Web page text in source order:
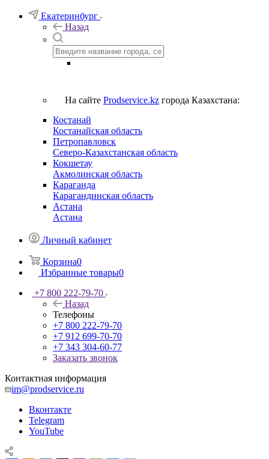
Екатеринбург
Назад
На сайте Prodservice.kz города Казахстана:
Костанай
Костанайская область
Петропавловск
Северо-Казахстанская область
Кокшетау
Акмолинская область
Караганда
Карагандинская область
Астана
Астана
Личный кабинет
Корзина0
Избранные товары0
+7 800 222-79-70
Назад
Телефоны
+7 800 222-79-70
+7 912 699-70-70
+7 343 304-60-77
Заказать звонок
Контактная информация
im@prodservice.ru
Вконтакте
Telegram
YouTube